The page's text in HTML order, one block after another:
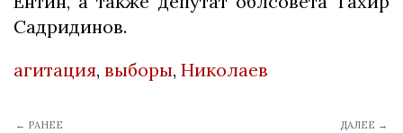
Садридинов.
агитация, выборы, Николаев
← РАНЕЕ ДАЛЕЕ →